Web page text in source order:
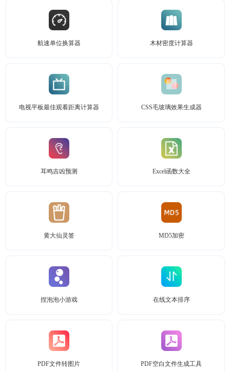
航速单位换算器 木材密度计算器
电视平板最佳观看距离计算器 CSS毛玻璃效果生成器
耳鸣吉凶预测 Excel函数大全
黄大仙灵签 MD5加密
捏泡泡小游戏 在线文本排序
PDF文件转图片 PDF空白文件生成工具